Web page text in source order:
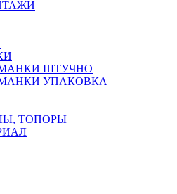
ШТУЧНО
УПАКОВКА
ТОПОРЫ